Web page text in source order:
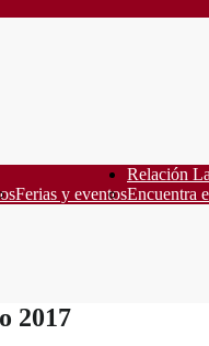
Ferias y eventos
Relación
Encuentra
2017